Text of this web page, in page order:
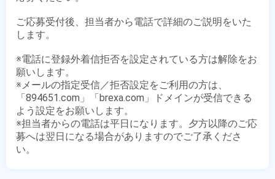
ご応募受付後、担当者から電話で詳細のご説明をいた
します。
※電話に登録外着信拒否を設定されている方は解除をお
願いします。
※メールの指定受信／拒否設定をご利用の方は、
「894651.com」「brexa.com」ドメインが受信できる
よう設定をお願いします。
※担当者からの電話は平日になります。夕方以降のご応
募へは翌日になる場合がありますのでご了承くださ